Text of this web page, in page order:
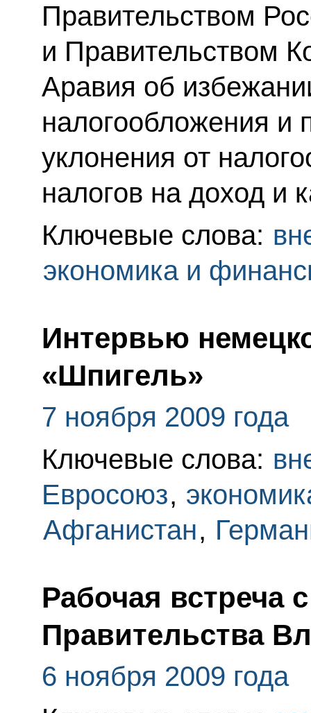
Правительством
и Правительством
Аравия об
налогообложения и
уклонения от
налогов на доход и
Ключевые слова:
экономика и
Интервью
«Шпигель»
7 ноября 2009 года
Ключевые слова:
Евросоюз,
Афганистан,
Рабочая встреча
Правительства
6 ноября 2009 года